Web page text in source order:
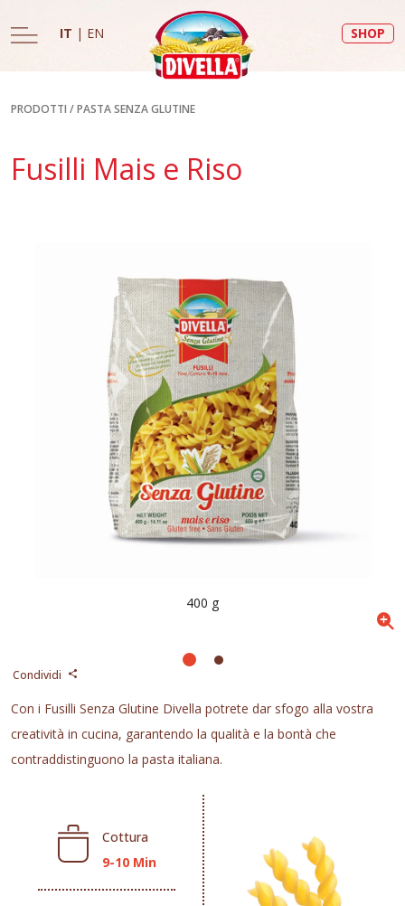
IT | EN SHOP
PRODOTTI /PASTA SENZA GLUTINE
Fusilli Mais e Riso
Condividi
Con i Fusilli Senza Glutine Divella potrete dar sfogo alla vostra
creatività in cucina, garantendo la qualità e la bontà che
contraddistinguono la pasta italiana.
Cottura
9-10 Min
400 g